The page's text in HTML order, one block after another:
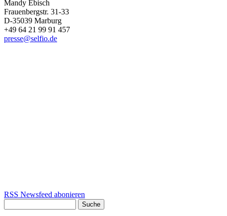
Mandy Ebisch
Frauenbergstr. 31-33
D-35039 Marburg
+49 64 21 99 91 457
presse@selfio.de
RSS Newsfeed abonieren